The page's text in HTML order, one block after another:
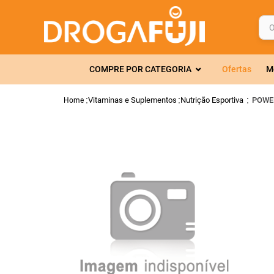
O
COMPRE POR CATEGORIA Ofertas
Vitaminas e Suplementos Nutrição Esportiva
TERMOS MAIS
2 º
gelmax
10º tadalafila